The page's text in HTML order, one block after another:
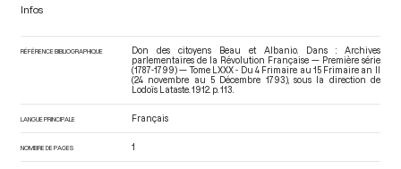
Infos
RÉFÉRENCE BIBLIOGRAPHIQUE
Don des citoyens Beau et Albanio. Dans : Archives
parlementaires de la Révolution Française — Première série
(1787-1799) — Tome LXXX - Du 4 Frimaire au 15 Frimaire an II
(24 novembre au 5 Décembre 1793), sous la direction de
Lodoïs Lataste. 1912. p. 113.
LANGUE PRINCIPALE Français
NOMBRE DE PAGES 1